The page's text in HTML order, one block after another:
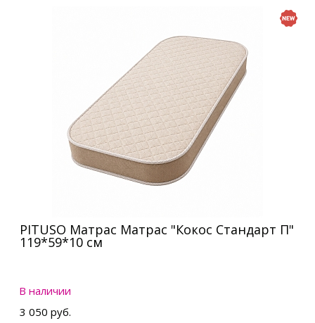
PITUSO Матрас Матрас "Кокос Стандарт П"
119*59*10 см
В наличии
3 050 руб.